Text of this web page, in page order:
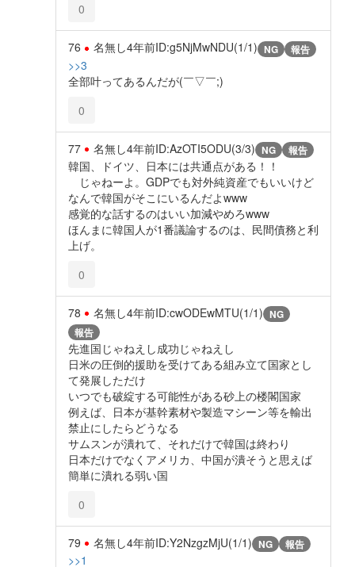
0
76 名無し4年前ID:g5NjMwNDU(1/1) NG 報告
>>3
全部叶ってあるんだが(￣▽￣;)
0
77 名無し4年前ID:AzOTI5ODU(3/3) NG 報告
韓国、ドイツ、日本には共通点がある！！
じゃねーよ。GDPでも対外純資産でもいいけど
なんで韓国がそこにいるんだよwww
感覚的な話するのはいい加減やめろwww
ほんまに韓国人が1番議論するのは、民間債務と利
上げ。
0
78 名無し4年前ID:cwODEwMTU(1/1) NG
報告
先進国じゃねえし成功じゃねえし
日米の圧倒的援助を受けてある組み立て国家とし
て発展しただけ
いつでも破綻する可能性がある砂上の楼閣国家
例えば、日本が基幹素材や製造マシーン等を輸出
禁止にしたらどうなる
サムスンが潰れて、それだけで韓国は終わり
日本だけでなくアメリカ、中国が潰そうと思えば
簡単に潰れる弱い国
0
79 名無し4年前ID:Y2NzgzMjU(1/1) NG 報告
>>1